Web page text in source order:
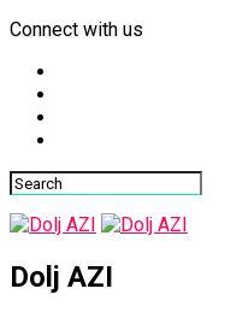
Connect with us
Dolj AZI